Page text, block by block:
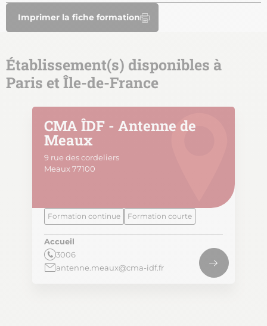
Imprimer la fiche formation
Établissement(s) disponibles à
Paris et Île-de-France
CMA ÎDF - Antenne de
Meaux
9 rue des cordeliers
Meaux 77100
Formation continue Formation courte
Accueil
3006
antenne.meaux@cma-idf.fr